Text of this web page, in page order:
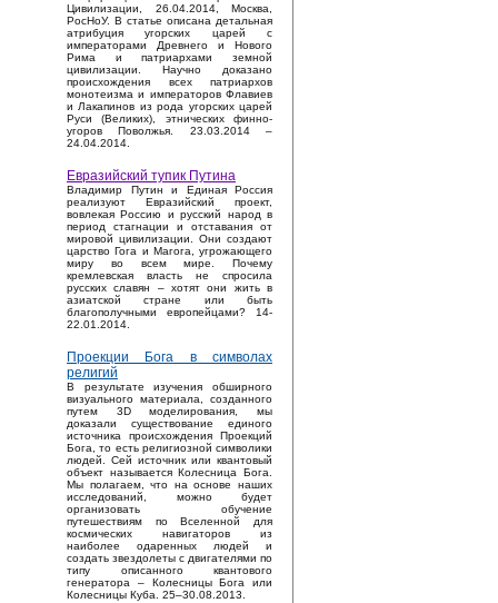
Цивилизации, 26.04.2014, Москва,
РосНоУ. В статье описана детальная
атрибуция угорских царей с
императорами Древнего и Нового
Рима и патриархами земной
цивилизации. Научно доказано
происхождения всех патриархов
монотеизма и императоров Флавиев
и Лакапинов из рода угорских царей
Руси (Великих), этнических финно-
угоров Поволжья. 23.03.2014 –
24.04.2014.
Евразийский тупик Путина
Владимир Путин и Единая Россия
реализуют Евразийский проект,
вовлекая Россию и русский народ в
период стагнации и отставания от
мировой цивилизации. Они создают
царство Гога и Магога, угрожающего
миру во всем мире. Почему
кремлевская власть не спросила
русских славян – хотят они жить в
азиатской стране или быть
благополучными европейцами? 14-
22.01.2014.
Проекции Бога в символах
религий
В результате изучения обширного
визуального материала, созданного
путем 3D моделирования, мы
доказали существование единого
источника происхождения Проекций
Бога, то есть религиозной символики
людей. Сей источник или квантовый
объект называется Колесница Бога.
Мы полагаем, что на основе наших
исследований, можно будет
организовать обучение
путешествиям по Вселенной для
космических навигаторов из
наиболее одаренных людей и
создать звездолеты с двигателями по
типу описанного квантового
генератора – Колесницы Бога или
Колесницы Куба. 25–30.08.2013.